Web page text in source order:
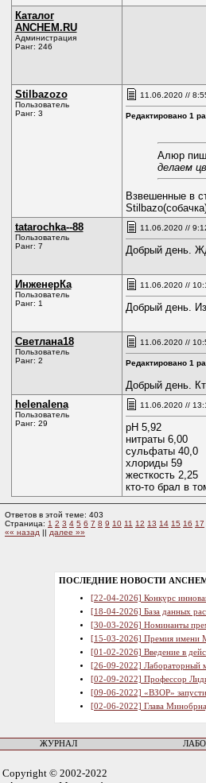
Каталог
ANCHEM.RU
Администрация
Ранг: 246
Stilbazozo
Пользователь
Ранг: 3
11.06.2020 //
Редактировано 1
Алюр
делаем
Взвешенные в
tatarochka--88
Пользователь
Ранг: 7
11.06.2020 //
Добрый день.
ИнженерКа
Пользователь
Ранг: 1
11.06.2020 //
Добрый день.
Светлана18
Пользователь
Ранг: 2
11.06.2020 //
Редактировано 1
Добрый день.
helenalena
Пользователь
Ранг: 29
11.06.2020 //
рН 5,92
нитраты 6,00
сульфаты 40,0
хлориды 59
жесткость 2,25
кто-то брал в
Ответов в этой теме: 403
Страница: 1 2 3 4 5 6 7 8 9 10 11 12 13 14 15 16 17
«« назад || далее »»
ПОСЛЕДНИЕ НОВОСТИ
[22-04-2026] Конкурс
[18-04-2026] База данных
[30-03-2026] Номинанты
[15-03-2026] Премия имени
[01-02-2026] Введение в
[26-09-2022] Лабораторный
[02-09-2022] Профессор
[09-06-2022] «ВЗОР»
[02-06-2022] Глава
ЖУРНАЛ
Copyright © 2002-2022